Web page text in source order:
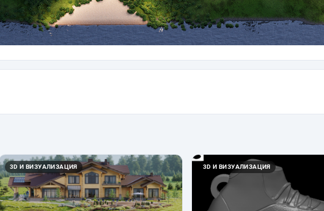
3D И ВИЗУАЛИЗАЦИЯ 3D И ВИЗУАЛИЗАЦИЯ